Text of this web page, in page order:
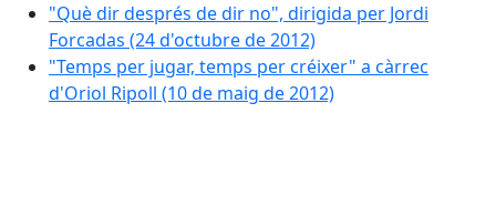
"Què dir després de dir no", dirigida per Jordi
Forcadas (24 d'octubre de 2012)
"Temps per jugar, temps per créixer" a càrrec
d'Oriol Ripoll (10 de maig de 2012)